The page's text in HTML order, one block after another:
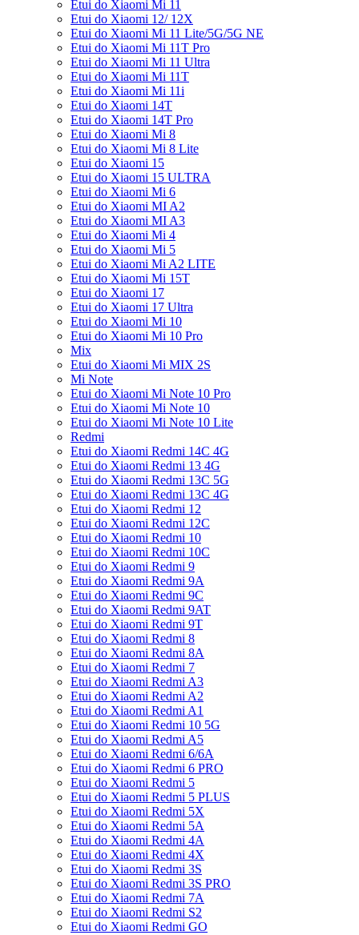
Etui do Xiaomi Mi 11
Etui do Xiaomi 12/ 12X
Etui do Xiaomi Mi 11 Lite/5G/5G NE
Etui do Xiaomi Mi 11T Pro
Etui do Xiaomi Mi 11 Ultra
Etui do Xiaomi Mi 11T
Etui do Xiaomi Mi 11i
Etui do Xiaomi 14T
Etui do Xiaomi 14T Pro
Etui do Xiaomi Mi 8
Etui do Xiaomi Mi 8 Lite
Etui do Xiaomi 15
Etui do Xiaomi 15 ULTRA
Etui do Xiaomi Mi 6
Etui do Xiaomi MI A2
Etui do Xiaomi MI A3
Etui do Xiaomi Mi 4
Etui do Xiaomi Mi 5
Etui do Xiaomi Mi A2 LITE
Etui do Xiaomi Mi 15T
Etui do Xiaomi 17
Etui do Xiaomi 17 Ultra
Etui do Xiaomi Mi 10
Etui do Xiaomi Mi 10 Pro
Mix
Etui do Xiaomi Mi MIX 2S
Mi Note
Etui do Xiaomi Mi Note 10 Pro
Etui do Xiaomi Mi Note 10
Etui do Xiaomi Mi Note 10 Lite
Redmi
Etui do Xiaomi Redmi 14C 4G
Etui do Xiaomi Redmi 13 4G
Etui do Xiaomi Redmi 13C 5G
Etui do Xiaomi Redmi 13C 4G
Etui do Xiaomi Redmi 12
Etui do Xiaomi Redmi 12C
Etui do Xiaomi Redmi 10
Etui do Xiaomi Redmi 10C
Etui do Xiaomi Redmi 9
Etui do Xiaomi Redmi 9A
Etui do Xiaomi Redmi 9C
Etui do Xiaomi Redmi 9AT
Etui do Xiaomi Redmi 9T
Etui do Xiaomi Redmi 8
Etui do Xiaomi Redmi 8A
Etui do Xiaomi Redmi 7
Etui do Xiaomi Redmi A3
Etui do Xiaomi Redmi A2
Etui do Xiaomi Redmi A1
Etui do Xiaomi Redmi 10 5G
Etui do Xiaomi Redmi A5
Etui do Xiaomi Redmi 6/6A
Etui do Xiaomi Redmi 6 PRO
Etui do Xiaomi Redmi 5
Etui do Xiaomi Redmi 5 PLUS
Etui do Xiaomi Redmi 5X
Etui do Xiaomi Redmi 5A
Etui do Xiaomi Redmi 4A
Etui do Xiaomi Redmi 4X
Etui do Xiaomi Redmi 3S
Etui do Xiaomi Redmi 3S PRO
Etui do Xiaomi Redmi 7A
Etui do Xiaomi Redmi S2
Etui do Xiaomi Redmi GO